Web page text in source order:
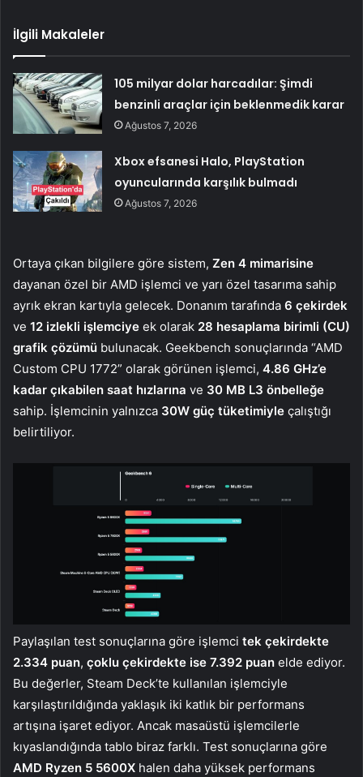
İlgili Makaleler
105 milyar dolar harcadılar: Şimdi
benzinli araçlar için beklenmedik karar
Ağustos 7, 2026
Xbox efsanesi Halo, PlayStation
oyuncularında karşılık bulmadı
Ağustos 7, 2026
Ortaya çıkan bilgilere göre sistem, Zen 4 mimarisine
dayanan özel bir AMD işlemci ve yarı özel tasarıma sahip
ayrık ekran kartıyla gelecek. Donanım tarafında 6 çekirdek
ve 12 izlekli işlemciye ek olarak 28 hesaplama birimli (CU)
grafik çözümü bulunacak. Geekbench sonuçlarında “AMD
Custom CPU 1772” olarak görünen işlemci, 4.86 GHz’e
kadar çıkabilen saat hızlarına ve 30 MB L3 önbelleğe
sahip. İşlemcinin yalnızca 30W güç tüketimiyle çalıştığı
belirtiliyor.
Paylaşılan test sonuçlarına göre işlemci tek çekirdekte
2.334 puan, çoklu çekirdekte ise 7.392 puan elde ediyor.
Bu değerler, Steam Deck’te kullanılan işlemciyle
karşılaştırıldığında yaklaşık iki katlık bir performans
artışına işaret ediyor. Ancak masaüstü işlemcilerle
kıyaslandığında tablo biraz farklı. Test sonuçlarına göre
AMD Ryzen 5 5600X halen daha yüksek performans